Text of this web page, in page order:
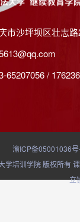
市沙坪坝区壮志
65207056 /
渝ICP备05001036
培训学院 版权所有
立